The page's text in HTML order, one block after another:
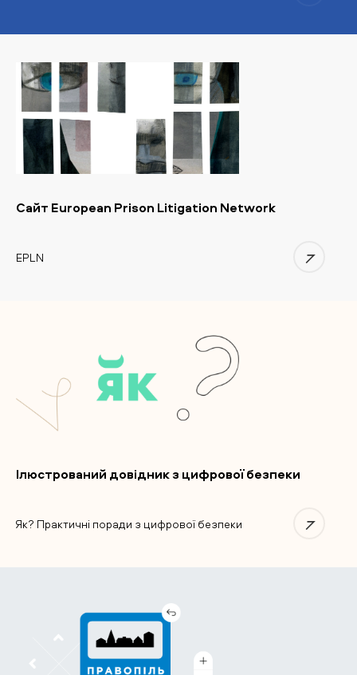
Сайт European Prison Litigation Network
EPLN
Ілюстрований довідник з цифрової безпеки
Як? Практичні поради з цифрової безпеки